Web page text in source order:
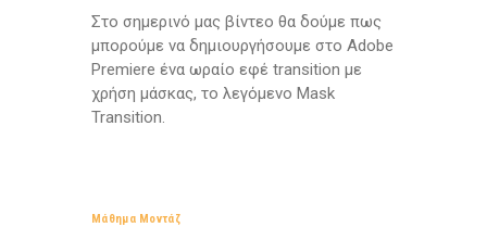
Στο σημερινό μας βίντεο θα δούμε πως
μπορούμε να δημιουργήσουμε στο Adobe
Premiere ένα ωραίο εφέ transition με
χρήση μάσκας, το λεγόμενο Mask
Transition.
Μάθημα Μοντάζ